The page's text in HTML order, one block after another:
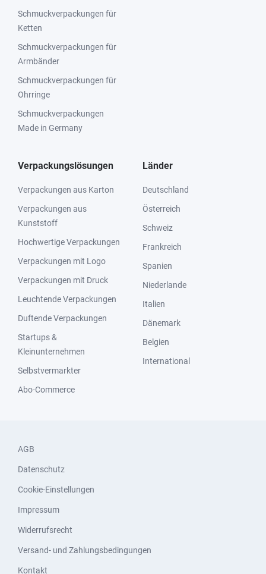
Schmuckverpackungen für
Ketten
Schmuckverpackungen für
Armbänder
Schmuckverpackungen für
Ohrringe
Schmuckverpackungen
Made in Germany
Verpackungslösungen
Verpackungen aus Karton
Verpackungen aus
Kunststoff
Hochwertige Verpackungen
Verpackungen mit Logo
Verpackungen mit Druck
Leuchtende Verpackungen
Duftende Verpackungen
Startups &
Kleinunternehmen
Selbstvermarkter
Abo-Commerce
Länder
Deutschland
Österreich
Schweiz
Frankreich
Spanien
Niederlande
Italien
Dänemark
Belgien
International
AGB
Datenschutz
Cookie-Einstellungen
Impressum
Widerrufsrecht
Versand- und Zahlungsbedingungen
Kontakt